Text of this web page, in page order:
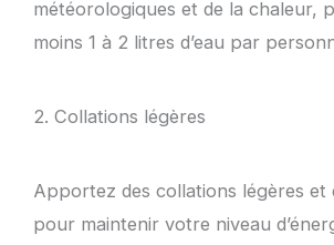
météorologiques et de la chaleur,
moins 1 à 2 litres d’eau par
2. Collations légères
Apportez des collations légères et
pour maintenir votre niveau